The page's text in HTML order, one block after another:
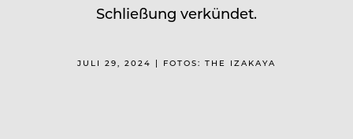
Schließung verkündet.
JULI 29, 2024 | FOTOS: THE IZAKAYA